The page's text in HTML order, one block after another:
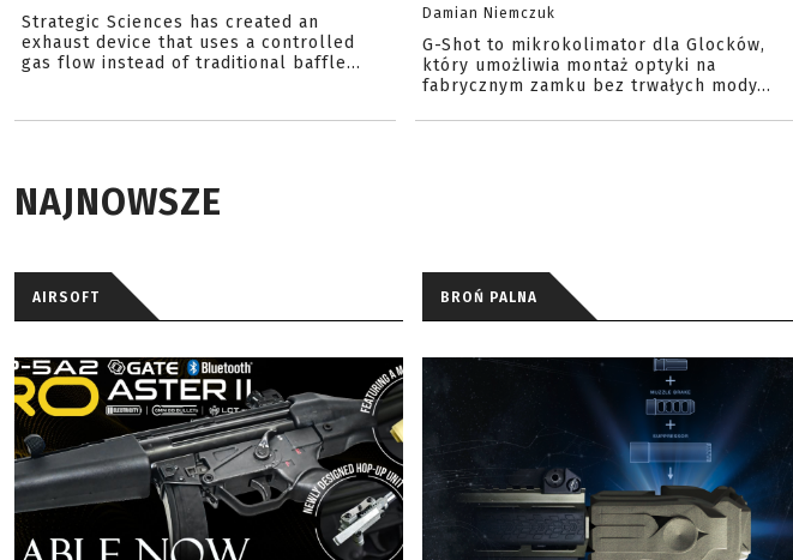
Strategic Sciences has created an
exhaust device that uses a controlled
gas flow instead of traditional baffle...
Damian Niemczuk
G-Shot to mikrokolimator dla Glocków,
który umożliwia montaż optyki na
fabrycznym zamku bez trwałych mody...
NAJNOWSZE
AIRSOFT BROŃ PALNA